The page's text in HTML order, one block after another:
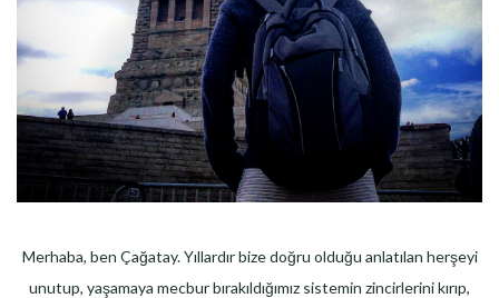
Merhaba, ben Çağatay. Yıllardır bize doğru olduğu anlatılan herşeyi
unutup, yaşamaya mecbur bırakıldığımız sistemin zincirlerini kırıp,